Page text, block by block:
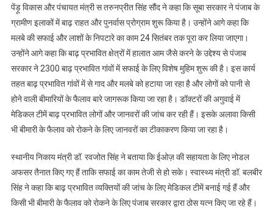
पेंड़ू विकास और पंचायत मंत्री स तरुनप्रीत सिंह सौंद ने कहा कि सूबा सरकार ने पंजाब के
ग्रामीण इलाकों में बाढ़ राहत और पुनर्वास प्रोग्राम शुरू किया है। उन्होंने आगे कहा कि
मलबे की सफाई और लाशों के निपटारे का काम 24 सितंबर तक पूरा कर लिया जाएगा।
उन्होंने आगे कहा कि बाढ़ प्रभावित क्षेत्रों में हालात आम जैसे करने के उद्देश्य से पंजाब
सरकार ने 2300 बाढ़ प्रभावित गांवों में सफाई के लिए विशेष मुहिम शुरू की है। इस कार्य
तहत बाढ़ प्रभावित गांवों में से गाद और मलबे को हटाया जा रहा है और लोगों को पानी से
होने वाली बीमारियों के फैलाव बारे जागरूक किया जा रहा है। डॉक्टरों की अगुवाई में
मेडिकल टीमें बाढ़ प्रभावित लोगों और जानवरों की जांच कर रही हैं। इसके अलावा किसी
भी बीमारी के फैलाव को रोकने के लिए जानवरों का टीकाकरण किया जा रहा है।
स्थानीय निकाय मंत्री डॉ. रवजोत सिंह ने बताया कि ईओज़ की सहायता के लिए नोडल
अफसर तैनात किए गए हैं ताकि सफाई का काम तेजी से हो सके। स्वास्थ्य मंत्री डॉ. बलबीर
सिंह ने कहा कि बाढ़ प्रभावित व्यक्तियों की जांच के लिए मेडिकल टीमें बनाई गई हैं और
किसी भी बीमारी के फैलाव को रोकने के लिए पंजाब सरकार द्वारा ठोस यत्न किए जा रहे हैं।